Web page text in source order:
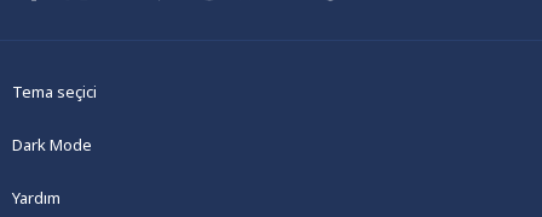
Tema seçici
Dark Mode
Yardım